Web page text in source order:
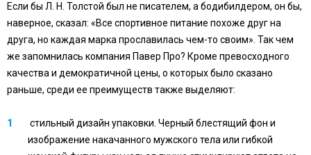
Если бы Л. Н. Толстой был не писателем, а бодибилдером, он бы,
наверное, сказал: «Все спортивное питание похоже друг на
друга, но каждая марка прославилась чем-то своим». Так чем
же запомнилась компания Павер Про? Кроме превосходного
качества и демократичной цены, о которых было сказано
раньше, среди ее преимуществ также выделяют:
стильный дизайн упаковки. Черный блестящий фон и
изображение накачанного мужского тела или гибкой